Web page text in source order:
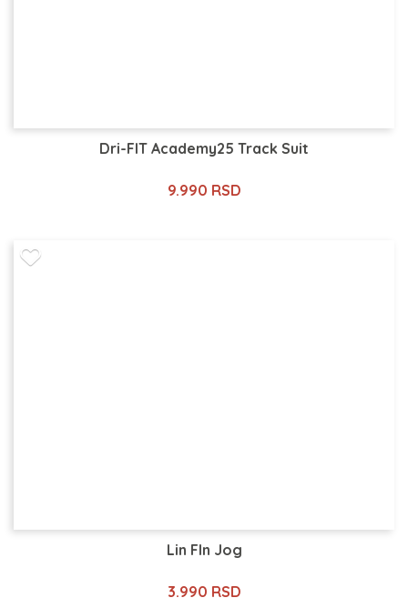
Dri-FIT Academy25 Track Suit
9.990 RSD
Lin Fln Jog
3.990 RSD